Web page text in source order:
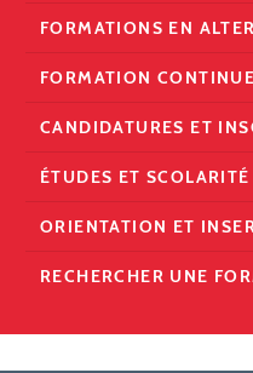
FORMATIONS EN
FORMATION
CANDIDATURES ET
ÉTUDES ET SCOLARITÉ
ORIENTATION ET
RECHERCHER UNE